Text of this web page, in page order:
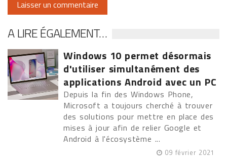
A LIRE ÉGALEMENT…
Windows 10 permet désormais
d'utiliser simultanément des
applications Android avec un PC
Depuis la fin des Windows Phone,
Microsoft a toujours cherché à trouver
des solutions pour mettre en place des
mises à jour afin de relier Google et
Android à l'écosystème ...
09 février 2021